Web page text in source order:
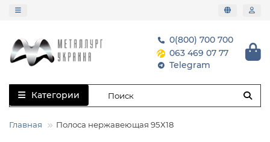
0(800) 700 700
063 469 07 77
Telegram
Категории
Главная Полоса нержавеющая 95Х18